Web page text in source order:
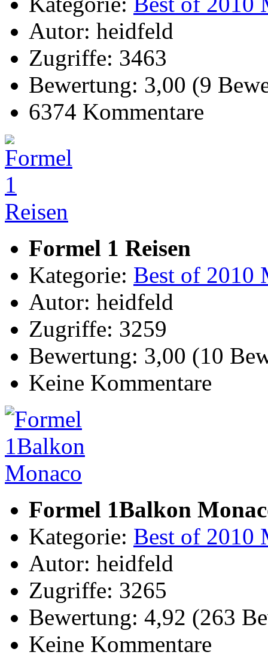
Autor: heidfeld
Zugriffe: 3463
Bewertung: 3,00 (9
6374 Kommentare
Formel 1 Reisen
Kategorie: Best of 2010
Autor: heidfeld
Zugriffe: 3259
Bewertung: 3,00 (10
Keine Kommentare
Formel 1Balkon
Kategorie: Best of 2010
Autor: heidfeld
Zugriffe: 3265
Bewertung: 4,92 (263
Keine Kommentare